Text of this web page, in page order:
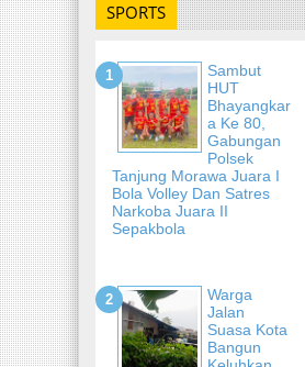
SPORTS
Sambut
HUT
Bhayangkar
A Ke 80,
Gabungan
Polsek
Tanjung Morawa Juara I
Bola Volley Dan Satres
Narkoba Juara II
Sepakbola
Warga
Jalan
Suasa Kota
Bangun